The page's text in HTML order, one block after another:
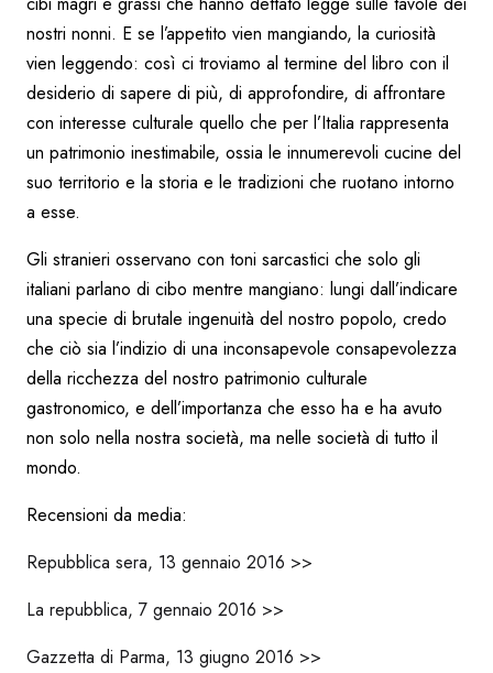
nostri nonni. E se l’appetito vien mangiando, la curiosità
vien leggendo: così ci troviamo al termine del libro con il
desiderio di sapere di più, di approfondire, di affrontare
con interesse culturale quello che per l’Italia rappresenta
un patrimonio inestimabile, ossia le innumerevoli cucine del
suo territorio e la storia e le tradizioni che ruotano intorno
a esse.
Gli stranieri osservano con toni sarcastici che solo gli
italiani parlano di cibo mentre mangiano: lungi dall’indicare
una specie di brutale ingenuità del nostro popolo, credo
che ciò sia l’indizio di una inconsapevole consapevolezza
della ricchezza del nostro patrimonio culturale
gastronomico, e dell’importanza che esso ha e ha avuto
non solo nella nostra società, ma nelle società di tutto il
mondo.
Recensioni da media:
Repubblica sera, 13 gennaio 2016 >>
La repubblica, 7 gennaio 2016 >>
Gazzetta di Parma, 13 giugno 2016 >>